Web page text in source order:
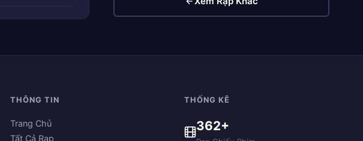
THÔNG TIN
Trang Chủ
Tất Cả Rạp
THỐNG KÊ
362+